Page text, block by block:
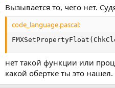
Вызывается то, чего нет.
code_language.pascal:
нет такой функции или
какой обертке ты это нашел.